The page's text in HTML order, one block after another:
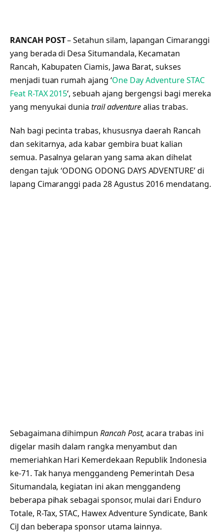
RANCAH POST– Setahun silam, lapangan Cimaranggi
yang berada di Desa Situmandala, Kecamatan
Rancah, Kabupaten Ciamis, Jawa Barat, sukses
menjadi tuan rumah ajang ‘One Day Adventure STAC
Feat R-TAX 2015‘, sebuah ajang bergengsi bagi mereka
yang menyukai duniatrail adventurealias trabas.
Nah bagi pecinta trabas, khususnya daerah Rancah
dan sekitarnya, ada kabar gembira buat kalian
semua. Pasalnya gelaran yang sama akan dihelat
dengan tajuk ‘ODONG ODONG DAYS ADVENTURE’ di
lapang Cimaranggi pada 28 Agustus 2016 mendatang.
Sebagaimana dihimpun Rancah Post, acara trabas ini
digelar masih dalam rangka menyambut dan
memeriahkan Hari Kemerdekaan Republik Indonesia
ke-71. Tak hanya menggandeng Pemerintah Desa
Situmandala, kegiatan ini akan menggandeng
beberapa pihak sebagai sponsor, mulai dari Enduro
Totale, R-Tax, STAC, Hawex Adventure Syndicate, Bank
CiJ dan beberapa sponsor utama lainnya.